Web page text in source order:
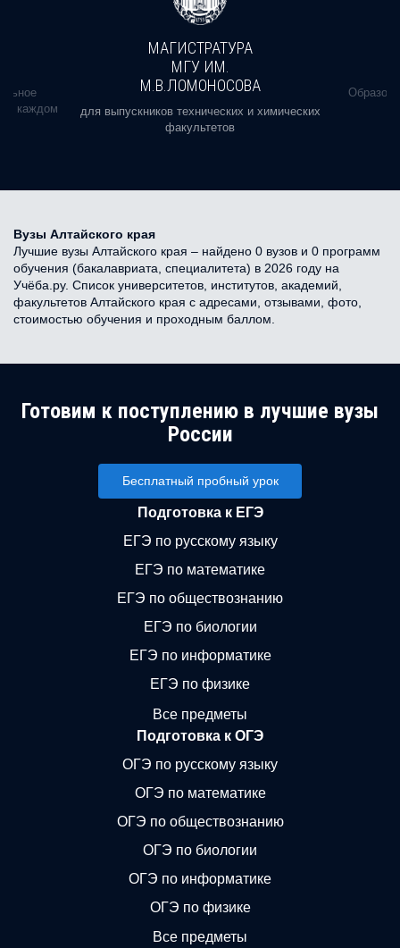
в каждом
МАГИСТРАТУРА
МГУ ИМ.
М.В.ЛОМОНОСОВА
для выпускников технических и химических
факультетов
Вузы Алтайского края
Лучшие вузы Алтайского края – найдено 0 вузов и 0 программ
обучения (бакалавриата, специалитета) в 2026 году на
Учёба.ру. Список университетов, институтов, академий,
факультетов Алтайского края с адресами, отзывами, фото,
стоимостью обучения и проходным баллом.
Готовим к поступлению в лучшие вузы
России
Бесплатный пробный урок
Подготовка к ЕГЭ
ЕГЭ по русскому языку
ЕГЭ по математике
ЕГЭ по обществознанию
ЕГЭ по биологии
ЕГЭ по информатике
ЕГЭ по физике
Все предметы
Подготовка к ОГЭ
ОГЭ по русскому языку
ОГЭ по математике
ОГЭ по обществознанию
ОГЭ по биологии
ОГЭ по информатике
ОГЭ по физике
Все предметы